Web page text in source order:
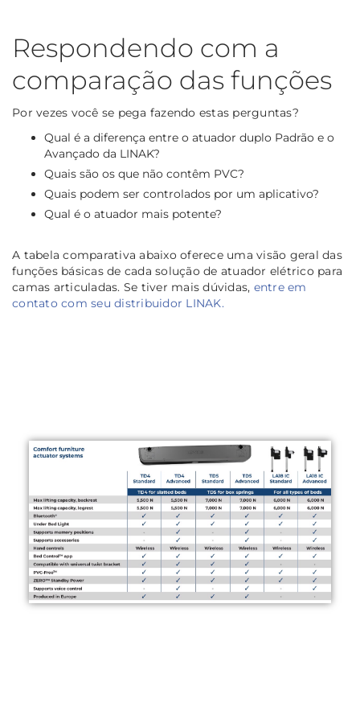
Respondendo com a
comparação das funções
Por vezes você se pega fazendo estas perguntas?
Qual é a diferença entre o atuador duplo Padrão e o
Avançado da LINAK?
Quais são os que não contêm PVC?
Quais podem ser controlados por um aplicativo?
Qual é o atuador mais potente?
A tabela comparativa abaixo oferece uma visão geral das
funções básicas de cada solução de atuador elétrico para
camas articuladas. Se tiver mais dúvidas, entre em
contato com seu distribuidor LINAK.